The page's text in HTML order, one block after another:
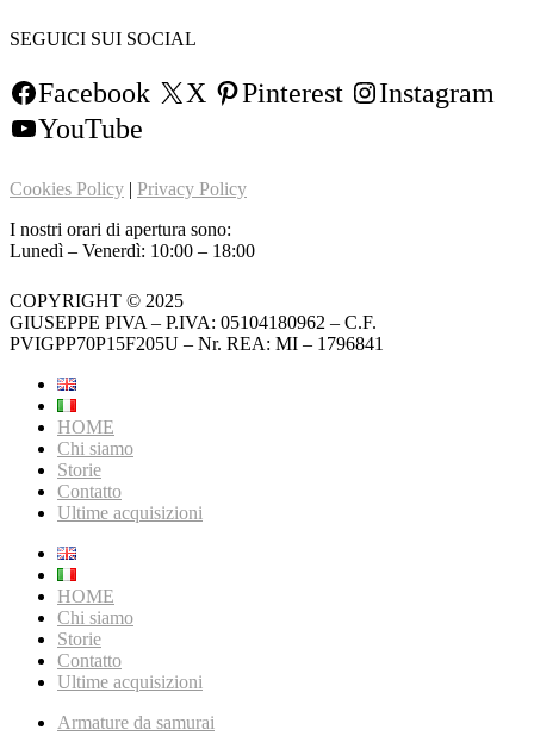
SEGUICI SUI SOCIAL
Facebook X Pinterest
Instagram
YouTube
Cookies Policy | Privacy Policy
I nostri orari di apertura sono:
Lunedì – Venerdì: 10:00 – 18:00
COPYRIGHT © 2025
GIUSEPPE PIVA – P.IVA: 05104180962 – C.F.
PVIGPP70P15F205U – Nr. REA: MI – 1796841
HOME
Chi siamo
Storie
Contatto
Ultime acquisizioni
HOME
Chi siamo
Storie
Contatto
Ultime acquisizioni
Armature da samurai